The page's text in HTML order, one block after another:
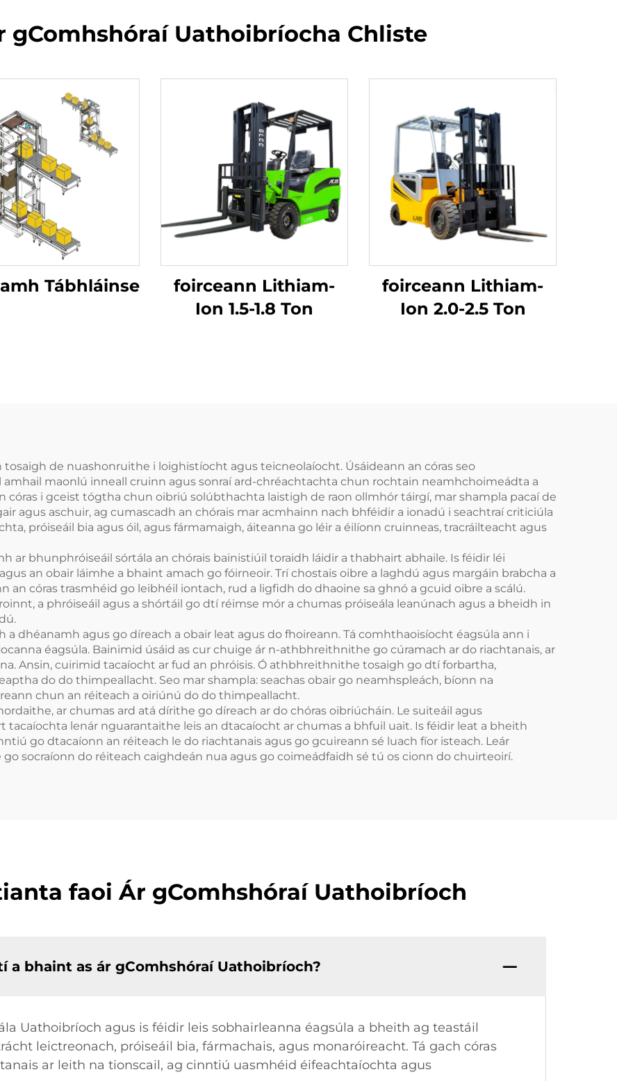
gComhshóraí Uathoibríocha Chliste
Tábhláinse
foirceann Lithiam-
Ion 1.5-1.8 Ton
foirceann Lithiam-
Ion 2.0-2.5 Ton
tosaigh de nuashonruithe i loighistíocht agus teicneolaíocht. Úsáideann an córas seo
maonlú inneall cruinn agus sonraí ard-chréachtachta chun rochtain neamhchoimeádta a
córas i gceist tógtha chun oibriú solúbthachta laistigh de raon ollmhór táirgí, mar shampla pacaí de
agus aschuir, ag cumascadh an chórais mar acmhainn nach bhféidir a ionadú i seachtraí criticiúla
próiseáil bia agus óil, agus fármamaigh, áiteanna go léir a éilíonn cruinneas, tracráilteacht agus
ar bhunphróiseáil sórtála an chórais bainistiúil toraidh láidir a thabhairt abhaile. Is féidir léi
an obair láimhe a bhaint amach go fóirneoir. Trí chostais oibre a laghdú agus margáin brabcha a
an córas trasmhéid go leibhéil iontach, rud a ligfidh do dhaoine sa ghnó a gcuid oibre a scálú.
a phróiseáil agus a shórtáil go dtí réimse mór a chumas próiseála leanúnach agus a bheidh in
dhéanamh agus go díreach a obair leat agus do fhoireann. Tá comhthaoisíocht éagsúla ann i
éagsúla. Bainimid úsáid as cur chuige ár n-athbhreithnithe go cúramach ar do riachtanais, ar
Ansin, cuirimid tacaíocht ar fud an phróisis. Ó athbhreithnithe tosaigh go dtí forbartha,
do do thimpeallacht. Seo mar shampla: seachas obair go neamhspleách, bíonn na
chun an réiteach a oiriúnú do do thimpeallacht.
ar chumas ard atá dírithe go díreach ar do chóras oibriúcháin. Le suiteáil agus
lenár nguarantaithe leis an dtacaíocht ar chumas a bhfuil uait. Is féidir leat a bheith
go dtacaíonn an réiteach le do riachtanais agus go gcuireann sé luach fíor isteach. Leár
socraíonn do réiteach caighdeán nua agus go coimeádfaidh sé tú os cionn do chuirteoirí.
faoi Ár gComhshóraí Uathoibríoch
bhaint as ár gComhshóraí Uathoibríoch?
Uathoibríoch agus is féidir leis sobhairleanna éagsúla a bheith ag teastáil
leictreonach, próiseáil bia, fármachais, agus monaróireacht. Tá gach córas
ar leith na tionscail, ag cinntiú uasmhéid éifeachtaíochta agus